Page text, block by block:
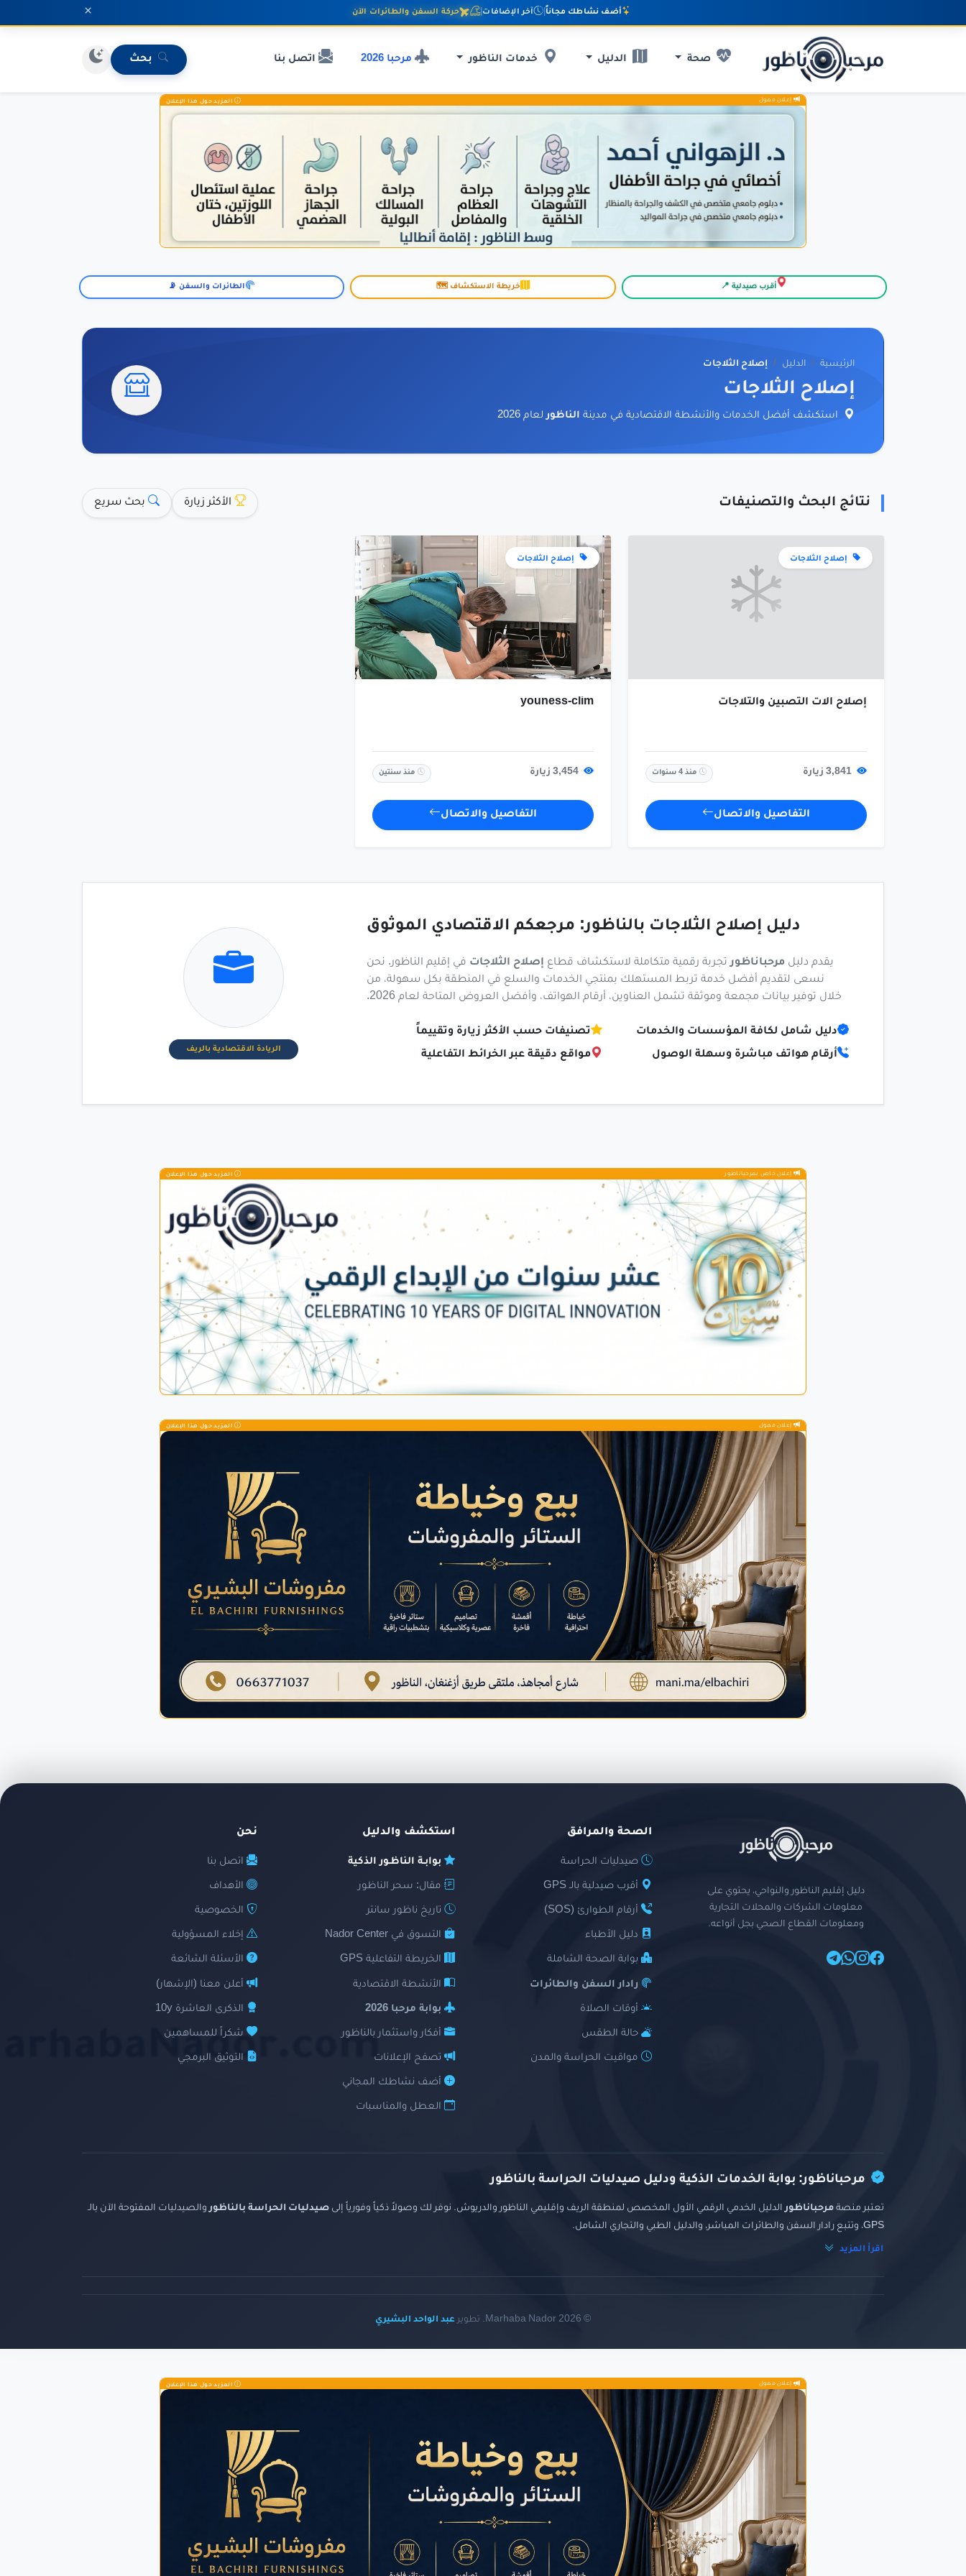
أضف نشاطك مجاناً | آخر الإضافات | حركة السفن والطائرات الآن ×
صحة الدليل خدمات الناظور مرحبا 2026 اتصل بنا بحث
إعلان ممول المزيد حول هذا الإعلان
أقرب صيدلية 📍 خريطة الاستكشاف 🗺️ الطائرات والسفن 📡
الرئيسية الدليل إصلاح الثلاجات
إصلاح الثلاجات
استكشف أفضل الخدمات والأنشطة الاقتصادية في مدينة الناظور لعام 2026
نتائج البحث والتصنيفات الأكثر زيارة بحث سريع
إصلاح الثلاجات
إصلاح الات التصبين والثلاجات
منذ 4 سنوات
التفاصيل والاتصال
إصلاح الثلاجات
youness-clim
منذ سنتين
التفاصيل والاتصال
دليل إصلاح الثلاجات بالناظور: مرجعكم الاقتصادي الموثوق
يقدم دليل مرحباناظورتجربة رقمية متكاملة لاستكشاف قطاع إصلاح الثلاجات في إقليم الناظور. نحن
نسعى لتقديم أفضل خدمة تربط المستهلك بمنتجي الخدمات والسلع في المنطقة بكل سهولة، من
خلال توفير بيانات مجمعة وموثقة تشمل العناوين، أرقام الهواتف، وأفضل العروض المتاحة لعام 2026.
دليل شامل لكافة المؤسسات والخدمات
أرقام هواتف مباشرة وسهلة الوصول
تصنيفات حسب الأكثر زيارة وتقييماً
مواقع دقيقة عبر الخرائط التفاعلية
الريادة الاقتصادية بالريف
إعلان خاص بمرحباناظور المزيد حول هذا الإعلان
إعلان ممول المزيد حول هذا الإعلان
دليل إقليم الناظور والنواحي، يحتوي على
معلومات الشركات والمحلات التجارية
ومعلومات القطاع الصحي بجل أنواعه.
الصحة والمرافق
صيدليات الحراسة
أقرب صيدلية بالـ GPS
أرقام الطوارئ (SOS)
دليل الأطباء
بوابة الصحة الشاملة
رادار السفن والطائرات
أوقات الصلاة
حالة الطقس
مواقيت الحراسة والمدن
استكشف والدليل
بوابـة الناظـور الذكية
مقال: سحر الناظور
تاريخ ناظور سانتر
التسوق في Nador Center
الخريطة التفاعلية GPS
الأنشطة الاقتصادية
بوابة مرحبا 2026
أفكار واستثمار بالناظور
تصفح الإعلانات
أضف نشاطك المجاني
العطل والمناسبات
نحن
اتصل بنا
الأهداف
الخصوصية
إخلاء المسؤولية
الأسئلة الشائعة
أعلن معنا (الإشهار)
الذكرى العاشرة 10y
شكراً للمساهمين
التوثيق البرمجي
مرحباناظور: بوابة الخدمات الذكية ودليل صيدليات الحراسة بالناظور
تعتبر منصة مرحباناظورالدليل الخدمي الرقمي الأول المخصص لمنطقة الريف وإقليمي الناظور والدريوش. نوفر لك وصولاً ذكياً وفورياً إلى صيدليات الحراسة بالناظوروالصيدليات المفتوحة الآن بالـ
GPS، وتتبع رادار السفن والطائرات المباشر، والدليل الطبي والتجاري الشامل.
اقرأ المزيد
© 2026 Marhaba Nador. تطوير عبد الواحد البشيري
إعلان ممول المزيد حول هذا الإعلان